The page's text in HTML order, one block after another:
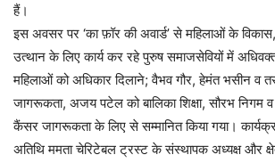
हैं।
इस अवसर पर ‘का फ़ॉर की अवार्ड’ से महिलाओं के
उत्थान के लिए कार्य कर रहे पुरुष समाजसेवियों में
महिलाओं को अधिकार दिलाने; वैभव गौर, हेमंत भसीन व
जागरूकता, अजय पटेल को बालिका शिक्षा, सौरभ निगम
कैंसर जागरूकता के लिए से सम्मानित किया गया।
अतिथि ममता चेरिटेबल ट्रस्ट के संस्थापक अध्यक्ष और